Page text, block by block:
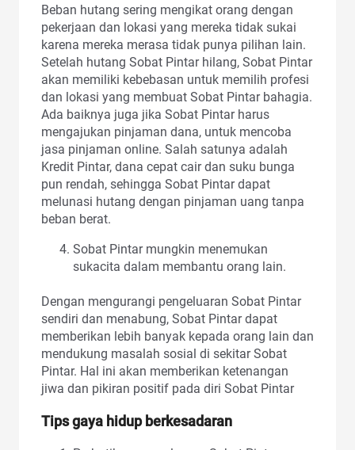
Beban hutang sering mengikat orang dengan
pekerjaan dan lokasi yang mereka tidak sukai
karena mereka merasa tidak punya pilihan lain.
Setelah hutang Sobat Pintar hilang, Sobat Pintar
akan memiliki kebebasan untuk memilih profesi
dan lokasi yang membuat Sobat Pintar bahagia.
Ada baiknya juga jika Sobat Pintar harus
mengajukan pinjaman dana, untuk mencoba
jasa pinjaman online. Salah satunya adalah
Kredit Pintar, dana cepat cair dan suku bunga
pun rendah, sehingga Sobat Pintar dapat
melunasi hutang dengan pinjaman uang tanpa
beban berat.
Sobat Pintar mungkin menemukan
sukacita dalam membantu orang lain.
Dengan mengurangi pengeluaran Sobat Pintar
sendiri dan menabung, Sobat Pintar dapat
memberikan lebih banyak kepada orang lain dan
mendukung masalah sosial di sekitar Sobat
Pintar. Hal ini akan memberikan ketenangan
jiwa dan pikiran positif pada diri Sobat Pintar
Tips gaya hidup berkesadaran